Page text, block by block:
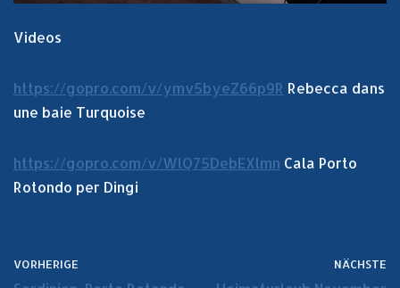
Videos
https://gopro.com/v/ymv5byeZ66p9R Rebecca dans
une baie Turquoise
https://gopro.com/v/WlQ75DebEXlmn Cala Porto
Rotondo per Dingi
VORHERIGE NÄCHSTE